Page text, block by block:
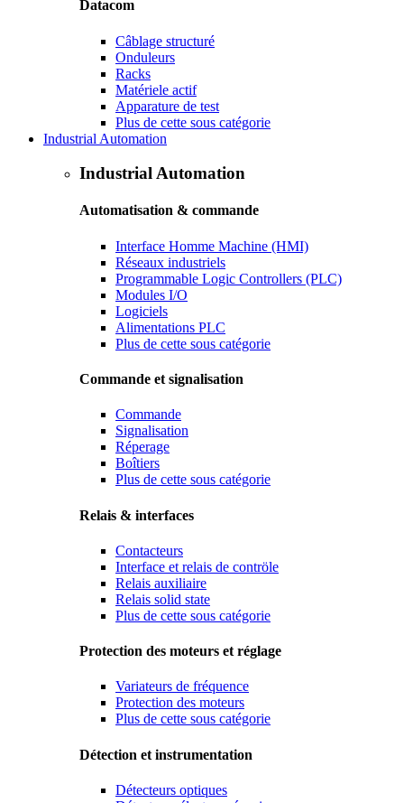
Datacom
Câblage structuré
Onduleurs
Racks
Matériele actif
Apparature de test
Plus de cette sous catégorie
Industrial Automation
Industrial Automation
Automatisation & commande
Interface Homme Machine (HMI)
Réseaux industriels
Programmable Logic Controllers (PLC)
Modules I/O
Logiciels
Alimentations PLC
Plus de cette sous catégorie
Commande et signalisation
Commande
Signalisation
Réperage
Boîtiers
Plus de cette sous catégorie
Relais & interfaces
Contacteurs
Interface et relais de contröle
Relais auxiliaire
Relais solid state
Plus de cette sous catégorie
Protection des moteurs et réglage
Variateurs de fréquence
Protection des moteurs
Plus de cette sous catégorie
Détection et instrumentation
Détecteurs optiques